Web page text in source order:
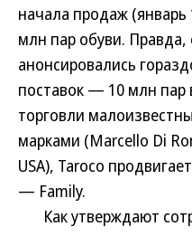
начала продаж (январь
млн пар обуви. Правда,
анонсировались
поставок — 10 млн пар
торговли
марками (Marcello Di
USA), Taroco
— Family.
Как утверждают